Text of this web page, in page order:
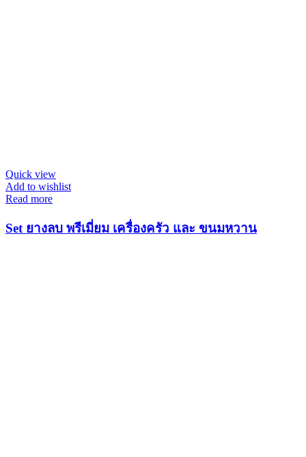
Quick view
Add to wishlist
Read more
Set ยางลบ พรีเมี่ยม เครื่องครัว และ ขนมหวาน